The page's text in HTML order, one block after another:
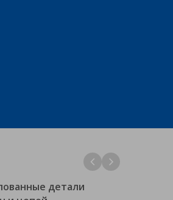
детали